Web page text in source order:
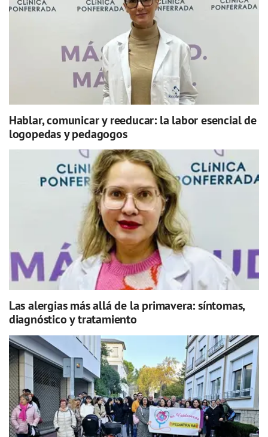
Hablar, comunicar y reeducar: la labor esencial de
logopedas y pedagogos
Las alergias más allá de la primavera: síntomas,
diagnóstico y tratamiento